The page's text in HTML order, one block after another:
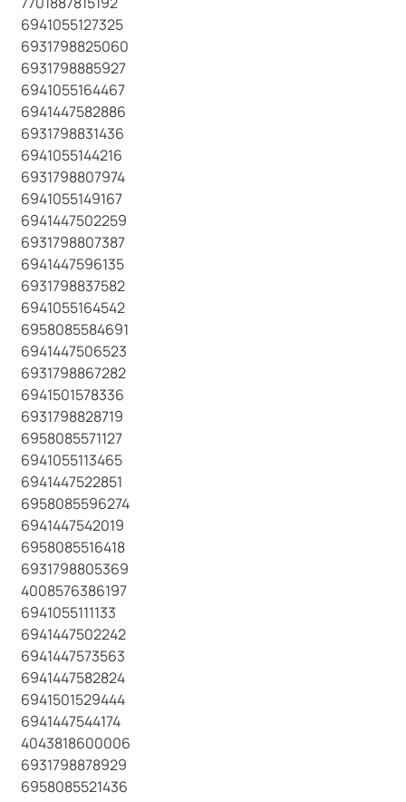
6941055127325
6931798825060
6931798885927
6941055164467
6941447582886
6931798831436
6941055144216
6931798807974
6941055149167
6941447502259
6931798807387
6941447596135
6931798837582
6941055164542
6958085584691
6941447506523
6931798867282
6941501578336
6931798828719
6958085571127
6941055113465
6941447522851
6958085596274
6941447542019
6958085516418
6931798805369
4008576386197
6941055111133
6941447502242
6941447573563
6941447582824
6941501529444
6941447544174
4043818600006
6931798878929
6958085521436